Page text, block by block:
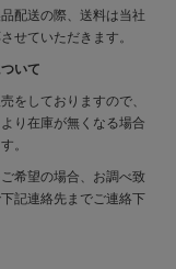
配送の際、送料は当社
せていただきます。
いて
をしておりますので、
り在庫が無くなる場合
。
希望の場合、お調べ致
記連絡先までご連絡下